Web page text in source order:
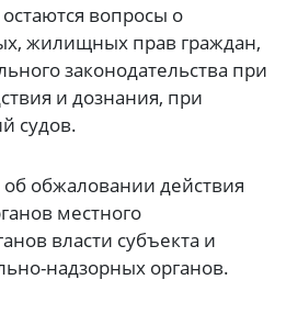
вопросы о
жилищных прав граждан,
законодательства при
и дознания, при
судов.
обжаловании действия
местного
власти субъекта и
надзорных органов.